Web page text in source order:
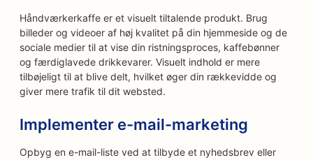
Håndværkerkaffe er et visuelt tiltalende produkt. Brug
billeder og videoer af høj kvalitet på din hjemmeside og de
sociale medier til at vise din ristningsproces, kaffebønner
og færdiglavede drikkevarer. Visuelt indhold er mere
tilbøjeligt til at blive delt, hvilket øger din rækkevidde og
giver mere trafik til dit websted.
Implementer e-mail-marketing
Opbyg en e-mail-liste ved at tilbyde et nyhedsbrev eller